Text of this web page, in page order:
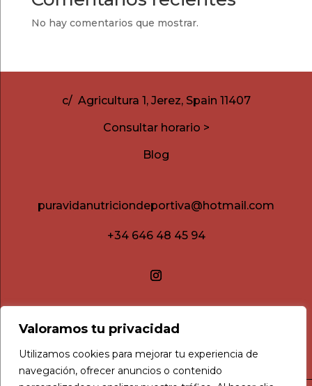
Valoramos tu privacidad
Utilizamos cookies para mejorar tu experiencia de
navegación, ofrecer anuncios o contenido
No hay comentarios que mostrar.
c/ Agricultura 1, Jerez, Spain 11407
Consultar horario >
Blog
puravidanutriciondeportiva@hotmail.com
+34 646 48 45 94